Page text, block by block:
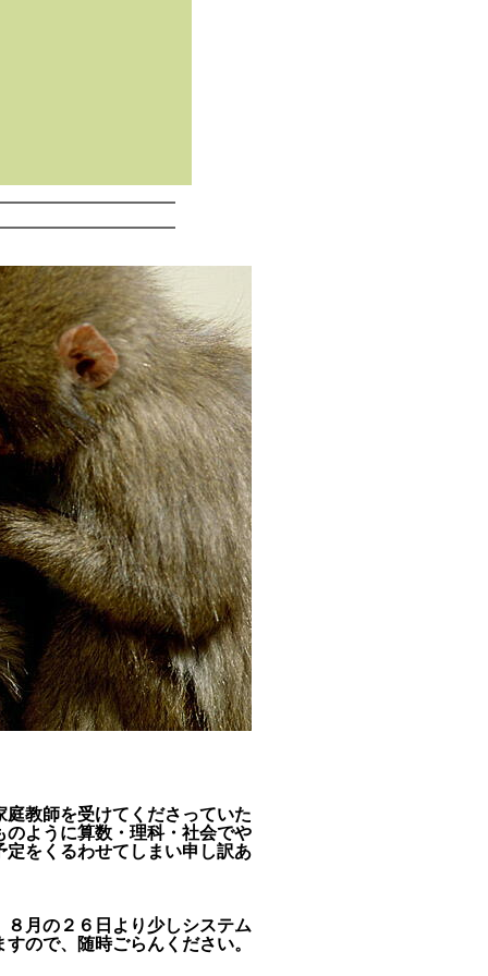
教師を受けてくださっていた
ように算数・理科・社会でや
定をくるわせてしまい申し訳あ
月の２６日より少しシステム
ので、随時ごらんください。